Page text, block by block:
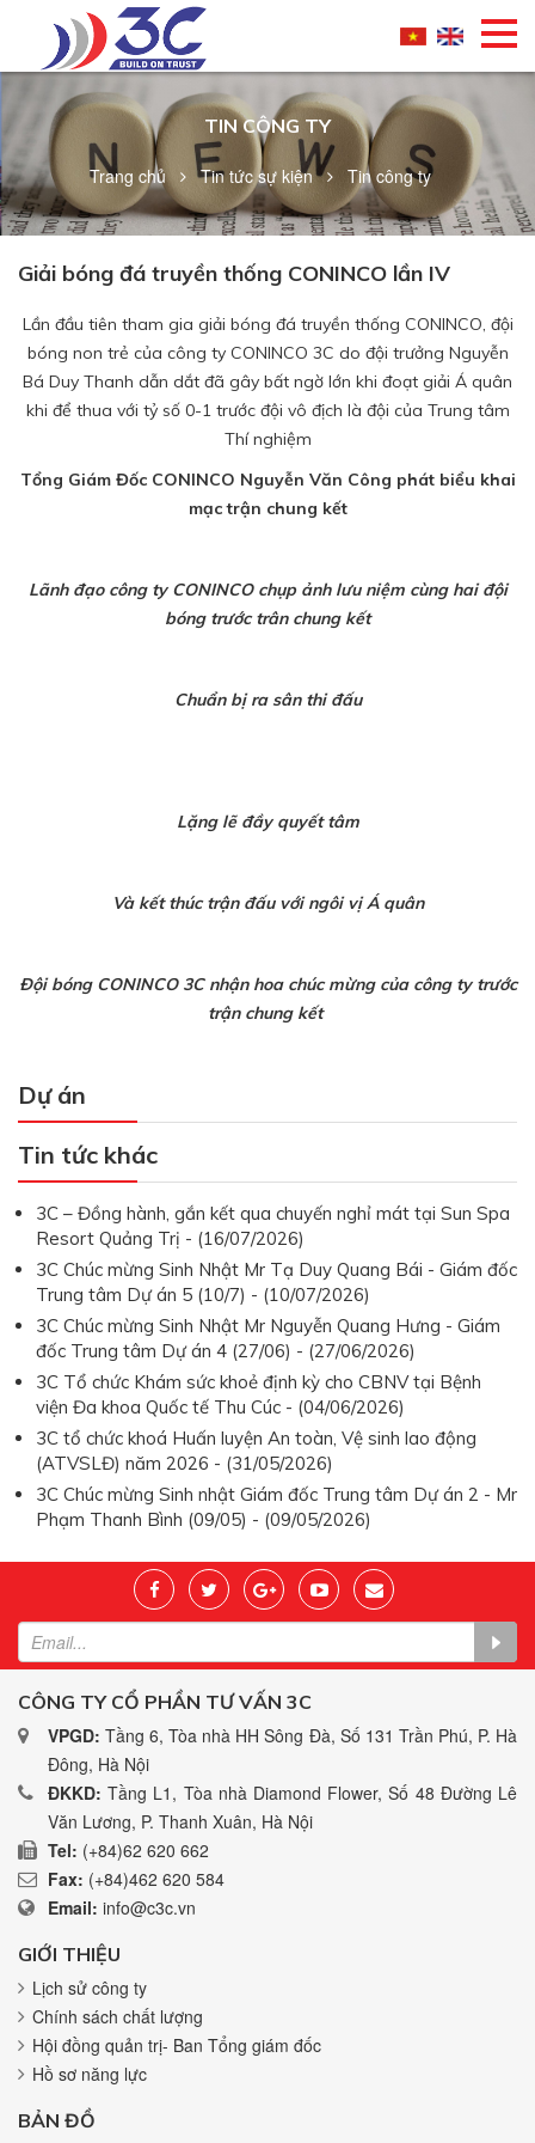
TIN CÔNG TY
Trang chủ Tin tức sự kiện Tin công ty
Giải bóng đá truyền thống CONINCO lần IV
Lần đầu tiên tham gia giải bóng đá truyền thống CONINCO, đội
bóng non trẻ của công ty CONINCO 3C do đội trưởng Nguyễn
Bá Duy Thanh dẫn dắt đã gây bất ngờ lớn khi đoạt giải Á quân
khi để thua với tỷ số 0-1 trước đội vô địch là đội của Trung tâm
Thí nghiệm
Tổng Giám Đốc CONINCO Nguyễn Văn Công phát biểu khai
mạc trận chung kết
Lãnh đạo công ty CONINCO chụp ảnh lưu niệm cùng hai đội
bóng trước trân chung kết
Chuẩn bị ra sân thi đấu
Lặng lẽ đầy quyết tâm
Và kết thúc trận đấu với ngôi vị Á quân
Đội bóng CONINCO 3C nhận hoa chúc mừng của công ty trước
trận chung kết
Dự án
Tin tức khác
3C – Đồng hành, gắn kết qua chuyến nghỉ mát tại Sun Spa
Resort Quảng Trị - (16/07/2026)
3C Chúc mừng Sinh Nhật Mr Tạ Duy Quang Bái - Giám đốc
Trung tâm Dự án 5 (10/7) - (10/07/2026)
3C Chúc mừng Sinh Nhật Mr Nguyễn Quang Hưng - Giám
đốc Trung tâm Dự án 4 (27/06) - (27/06/2026)
3C Tổ chức Khám sức khoẻ định kỳ cho CBNV tại Bệnh
viện Đa khoa Quốc tế Thu Cúc - (04/06/2026)
3C tổ chức khoá Huấn luyện An toàn, Vệ sinh lao động
(ATVSLĐ) năm 2026 - (31/05/2026)
3C Chúc mừng Sinh nhật Giám đốc Trung tâm Dự án 2 - Mr
Phạm Thanh Bình (09/05) - (09/05/2026)
CÔNG TY CỔ PHẦN TƯ VẤN 3C
VPGD: Tầng 6, Tòa nhà HH Sông Đà, Số 131 Trần Phú, P. Hà
Đông, Hà Nội
ĐKKD: Tầng L1, Tòa nhà Diamond Flower, Số 48 Đường Lê
Văn Lương, P. Thanh Xuân, Hà Nội
Tel: (+84)62 620 662
Fax: (+84)462 620 584
Email: info@c3c.vn
GIỚI THIỆU
Lịch sử công ty
Chính sách chất lượng
Hội đồng quản trị- Ban Tổng giám đốc
Hồ sơ năng lực
BẢN ĐỒ